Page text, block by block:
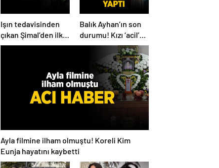
Işın tedavisinden
çıkan Şimal’den ilk
açıklama! ‘Ben çok
Balık Ayhan’ın son
durumu! Kızı ‘acil’
diyerek paylaştı
Ayla filmine ilham olmuştu! Koreli Kim
Eunja hayatını kaybetti